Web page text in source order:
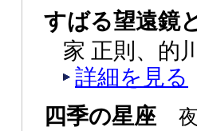
すばる望遠鏡
家 正則、的
詳細を見る
四季の星座